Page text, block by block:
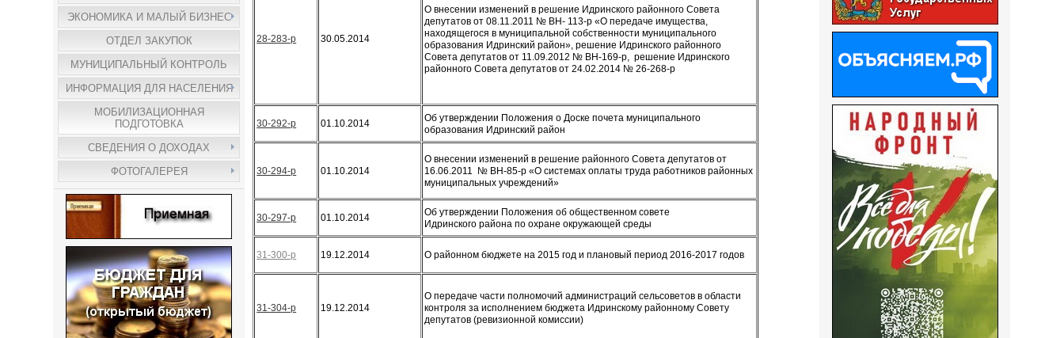
ЭКОНОМИКА И МАЛЫЙ БИЗНЕС
ОТДЕЛ ЗАКУПОК
МУНИЦИПАЛЬНЫЙ КОНТРОЛЬ
ИНФОРМАЦИЯ ДЛЯ НАСЕЛЕНИЯ
МОБИЛИЗАЦИОННАЯ
ПОДГОТОВКА
СВЕДЕНИЯ О ДОХОДАХ
ФОТОГАЛЕРЕЯ
28-283-р 30.05.2014
О внесении изменений в решение Идринского районного Совета
депутатов от 08.11.2011 № ВН- 113-р «О передаче имущества,
находящегося в муниципальной собственности муниципального
образования Идринский район», решение Идринского районного
Совета депутатов от 11.09.2012 № ВН-169-р, решение Идринского
районного Совета депутатов от 24.02.2014 № 26-268-р
30-292-р 01.10.2014
Об утверждении Положения о Доске почета муниципального
образования Идринский район
30-294-р 01.10.2014
О внесении изменений в решение районного Совета депутатов от
16.06.2011 № ВН-85-р «О системах оплаты труда работников районных
муниципальных учреждений»
30-297-р 01.10.2014
Об утверждении Положения об общественном совете
Идринского района по охране окружающей среды
31-300-р 19.12.2014 О районном бюджете на 2015 год и плановый период 2016-2017 годов
31-304-р 19.12.2014
О передаче части полномочий администраций сельсоветов в области
контроля за исполнением бюджета Идринскому районному Совету
депутатов (ревизионной комиссии)